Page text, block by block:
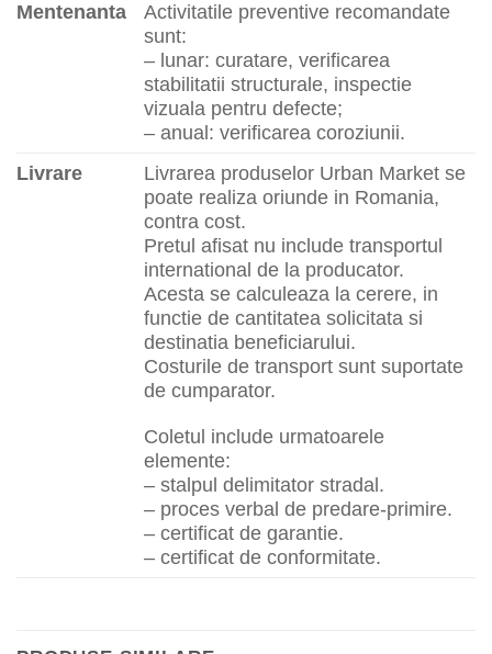
Mentenanta
Activitatile preventive recomandate
sunt:
– lunar: curatare, verificarea
stabilitatii structurale, inspectie
vizuala pentru defecte;
– anual: verificarea coroziunii.
Livrare
Livrarea produselor Urban Market se
poate realiza oriunde in Romania,
contra cost.
Pretul afisat nu include transportul
international de la producator.
Acesta se calculeaza la cerere, in
functie de cantitatea solicitata si
destinatia beneficiarului.
Costurile de transport sunt suportate
de cumparator.
Coletul include urmatoarele
elemente:
– stalpul delimitator stradal.
– proces verbal de predare-primire.
– certificat de garantie.
– certificat de conformitate.